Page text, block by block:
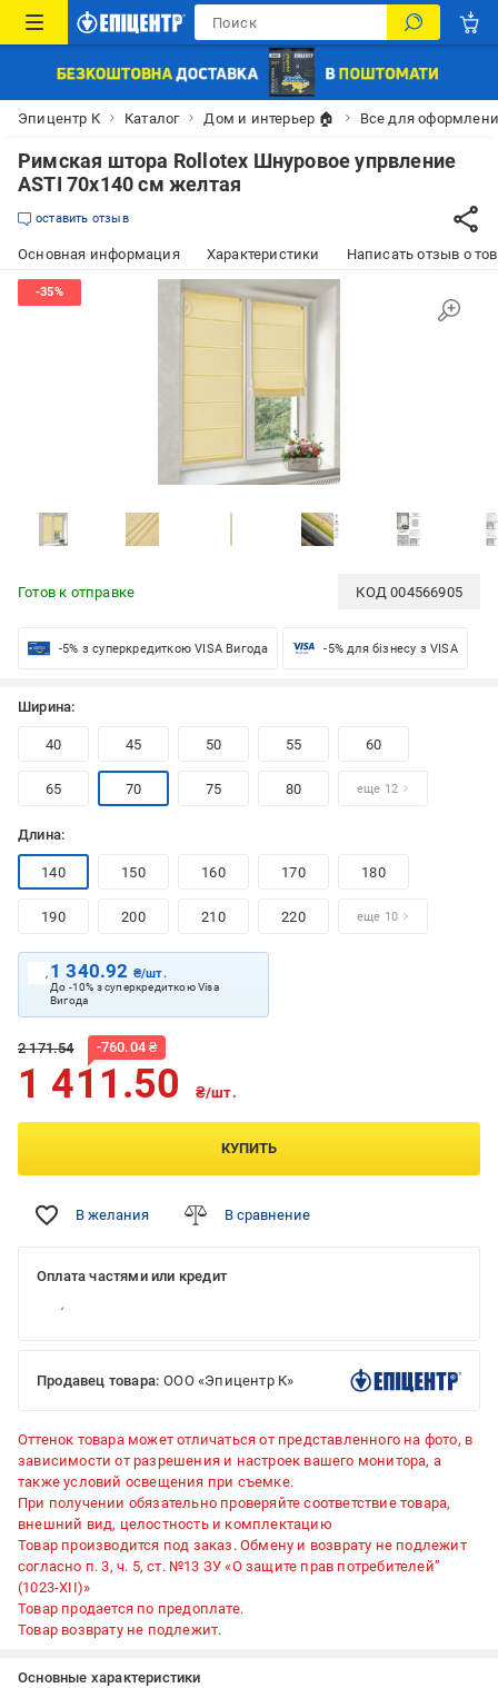
Эпицентр К Каталог Дом и интерьер 🏠 Все для
Римская штора Rollotex Шнуровое упрвление
ASTI 70x140 см желтая
оставить отзыв
Основная информация Характеристики Написать отзыв о
Готов к отправке КОД004566905
-5% з суперкредиткою VISA Вигода -5% для бізнесу з VISA
Ширина:
40 45 50 55 60
65 70 75 80 еще 12
Длина:
140 150 160 170 180
190 200 210 220 еще 10
1 340.92 ₴/шт.
До -10% з суперкредиткою Visa
Вигода
2 171.54 -760.04 ₴
1 411.50 ₴/шт.
КУПИТЬ
В желания В сравнение
Оплата частями или кредит
Продавец товара: ООО «Эпицентр К»
Оттенок товара может отличаться от представленного на фото, в
зависимости от разрешения и настроек вашего монитора, а
также условий освещения при съемке.
При получении обязательно проверяйте соответствие товара,
внешний вид, целостность и комплектацию
Товар производится под заказ. Обмену и возврату не подлежит
согласно п. 3, ч. 5, ст. №13 ЗУ «О защите прав потребителей”
(1023-XII)»
Товар продается по предоплате.
Товар возврату не подлежит.
Основные характеристики